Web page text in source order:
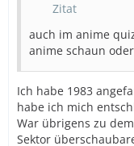
Zitat
auch im anime
anime schaun
Ich habe 1983
habe ich mich
War übrigens zu
Sektor